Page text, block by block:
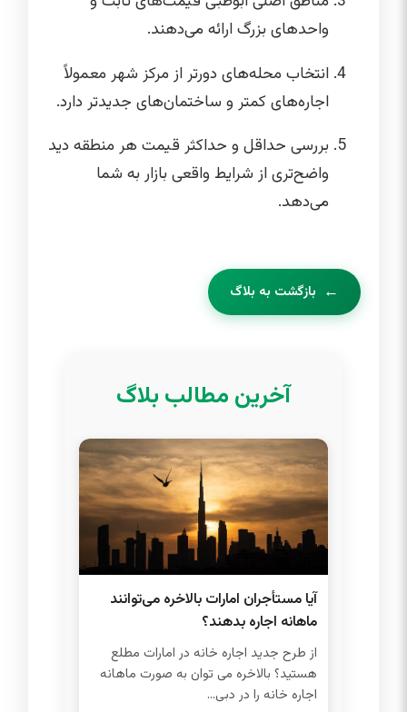
واحدهای بزرگ ارائه می‌دهند.
انتخاب محله‌های دورتر از مرکز شهر معمولاً
اجاره‌های کمتر و ساختمان‌های جدیدتر دارد.
بررسی حداقل و حداکثر قیمت هر منطقه دید
واضح‌تری از شرایط واقعی بازار به شما
می‌دهد.
بازگشت به بلاگ
آخرین مطالب بلاگ
آیا مستأجران امارات بالاخره می‌توانند
ماهانه اجاره بدهند؟
از طرح جدید اجاره خانه در امارات مطلع
هستید؟ بالاخره می توان به صورت ماهانه
اجاره خانه را در دبی...